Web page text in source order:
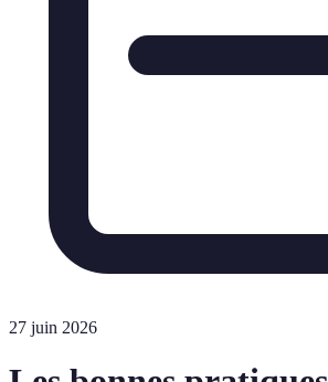
27 juin 2026